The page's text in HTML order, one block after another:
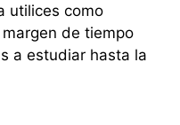
utilices como
de tiempo
a estudiar hasta la